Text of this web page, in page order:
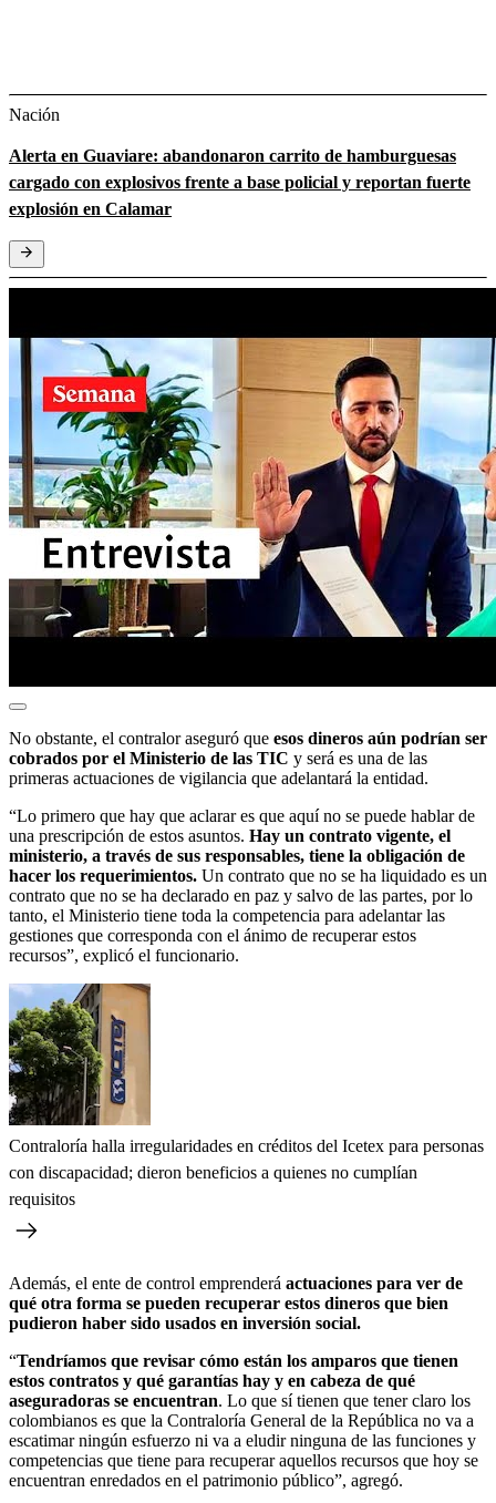
Nación
Alerta en Guaviare: abandonaron carrito de hamburguesas
cargado con explosivos frente a base policial y reportan fuerte
explosión en Calamar
No obstante, el contralor aseguró que esos dineros aún podrían ser
cobrados por el Ministerio de las TIC y será es una de las
primeras actuaciones de vigilancia que adelantará la entidad.
“Lo primero que hay que aclarar es que aquí no se puede hablar de
una prescripción de estos asuntos. Hay un contrato vigente, el
ministerio, a través de sus responsables, tiene la obligación de
hacer los requerimientos. Un contrato que no se ha liquidado es un
contrato que no se ha declarado en paz y salvo de las partes, por lo
tanto, el Ministerio tiene toda la competencia para adelantar las
gestiones que corresponda con el ánimo de recuperar estos
recursos”, explicó el funcionario.
Contraloría halla irregularidades en créditos del Icetex para personas
con discapacidad; dieron beneficios a quienes no cumplían
requisitos
Además, el ente de control emprenderá actuaciones para ver de
qué otra forma se pueden recuperar estos dineros que bien
pudieron haber sido usados en inversión social.
“Tendríamos que revisar cómo están los amparos que tienen
estos contratos y qué garantías hay y en cabeza de qué
aseguradoras se encuentran. Lo que sí tienen que tener claro los
colombianos es que la Contraloría General de la República no va a
escatimar ningún esfuerzo ni va a eludir ninguna de las funciones y
competencias que tiene para recuperar aquellos recursos que hoy se
encuentran enredados en el patrimonio público”, agregó.